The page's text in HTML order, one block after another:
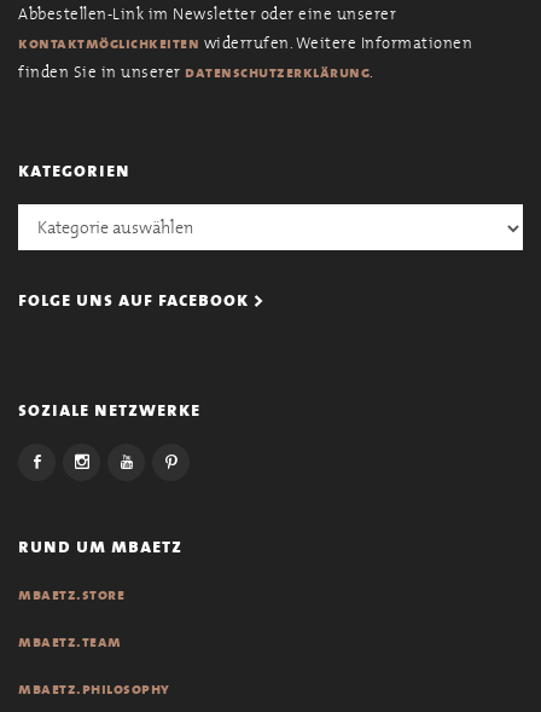
Abbestellen-Link im Newsletter oder eine unserer
kontaktmöglichkeiten widerrufen. Weitere Informationen
finden Sie in unserer datenschutzerklärung.
kategorien
Kategorien
folge uns auf facebook >
soziale netzwerke
rund um mbaetz
mbaetz.store
mbaetz.team
mbaetz.philosophy